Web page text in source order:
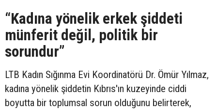
“Kadına yönelik erkek şiddeti
münferit değil, politik bir
sorundur”
LTB Kadın Sığınma Evi Koordinatörü Dr. Ömür Yılmaz,
kadına yönelik şiddetin Kıbrıs'ın kuzeyinde ciddi
boyutta bir toplumsal sorun olduğunu belirterek,